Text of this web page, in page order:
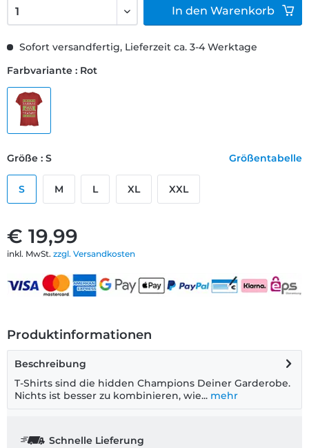
€ 19,99
inkl. MwSt. zzgl. Versandkosten
Sofort versandfertig, Lieferzeit ca. 3-4 Werktage
Farbvariante : Rot
Größe : S Größentabelle
S M L XL XXL
In den Warenkorb
Produktinformationen
Beschreibung
T-Shirts sind die hidden Champions Deiner Garderobe.
Nichts ist besser zu kombinieren, wie... mehr
Schnelle Lieferung